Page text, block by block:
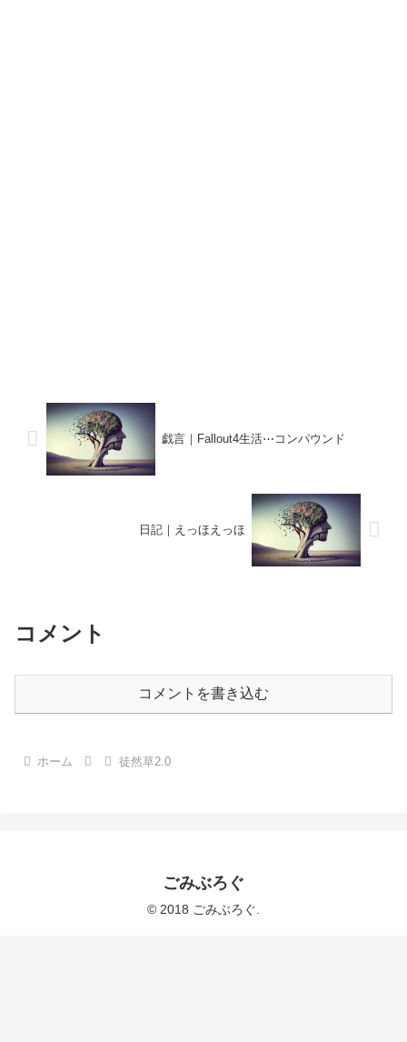
戯言｜Fallout4生活⋯コンパウンド
日記｜えっほえっほ
コメント
コメントを書き込む
ホーム 徒然草2.0
ごみぶろぐ
© 2018 ごみぶろぐ.